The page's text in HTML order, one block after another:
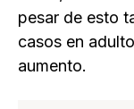
pesar de esto
casos en
aumento.